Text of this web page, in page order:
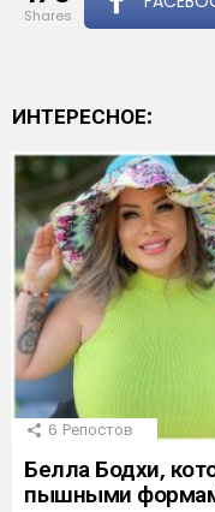
shares
ИНТЕРЕСНОЕ:
6 Репостов
Белла Бодхи,
пышными